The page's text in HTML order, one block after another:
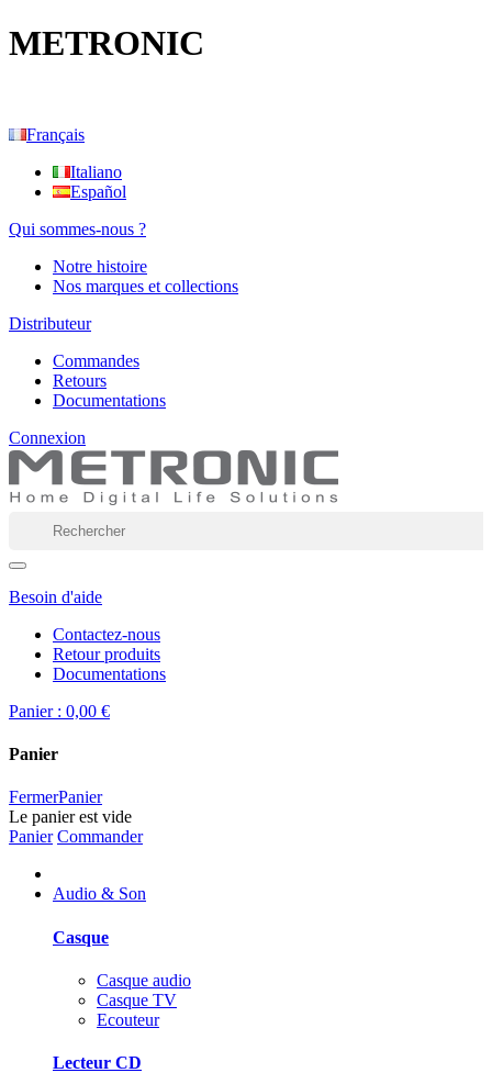
METRONIC
Français
Italiano
Español
Qui sommes-nous ?
Notre histoire
Nos marques et collections
Distributeur
Commandes
Retours
Documentations
Connexion
Besoin d'aide
Contactez-nous
Retour produits
Documentations
Panier : 0,00 €
Panier
FermerPanier
Le panier est vide
Panier Commander
Audio & Son
Casque
Casque audio
Casque TV
Ecouteur
Lecteur CD